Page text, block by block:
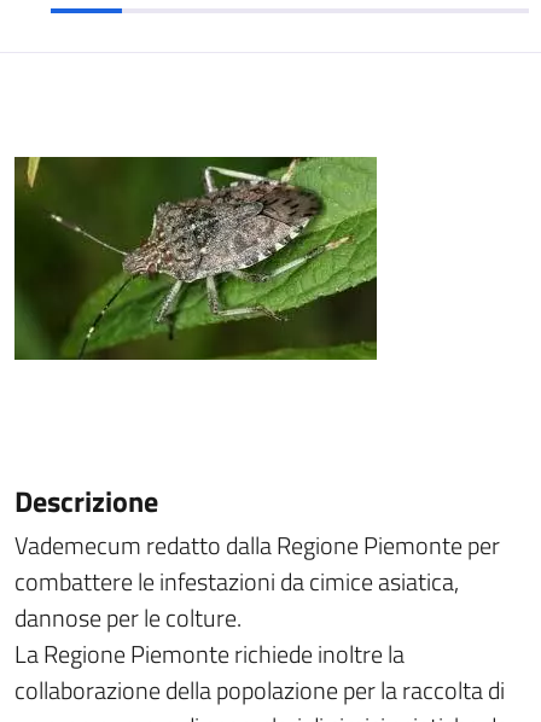
Descrizione
Vademecum redatto dalla Regione Piemonte per
combattere le infestazioni da cimice asiatica,
dannose per le colture.
La Regione Piemonte richiede inoltre la
collaborazione della popolazione per la raccolta di